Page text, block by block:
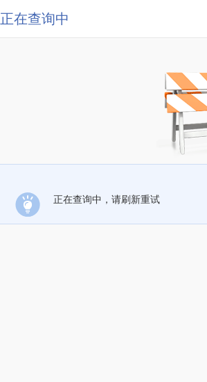
正在查询中
正在查询中，请刷新重试